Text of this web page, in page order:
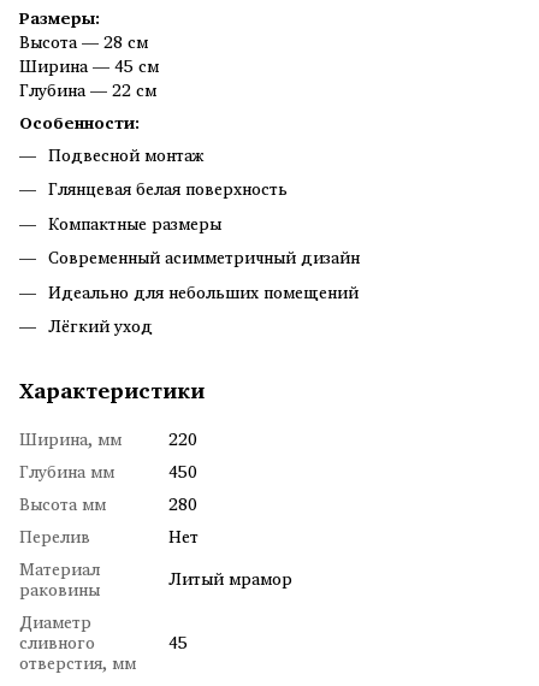
Размеры:
Высота — 28 см
Ширина — 45 см
Глубина — 22 см
Особенности:
Подвесной монтаж
Глянцевая белая поверхность
Компактные размеры
Современный асимметричный дизайн
Идеально для небольших помещений
Лёгкий уход
Характеристики
Ширина, мм
220
Глубина мм
450
Высота мм
280
Перелив
Нет
Материал
раковины
Литый мрамор
Диаметр
сливного
отверстия, мм
45